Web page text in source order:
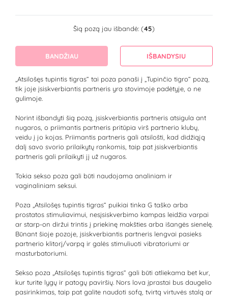
Šią pozą jau išbandė: (45)
BANDŽIAU IŠBANDYSIU
„Atsilošęs tupintis tigras“ tai poza panaši į „Tupinčio tigro“ pozą,
tik joje įsiskverbiantis partneris yra stovimoje padėtyje, o ne
gulimoje.
Norint išbandyti šią pozą, įsiskverbiantis partneris atsigula ant
nugaros, o priimantis partneris pritūpia virš partnerio klubų,
veidu į jo kojas. Priimantis partneris gali atsilošti, kad didžiąją
dalį savo svorio prilaikytų rankomis, taip pat įsiskverbiantis
partneris gali prilaikyti jį už nugaros.
Tokia sekso poza gali būti naudojama analiniam ir
vaginaliniam seksui.
Poza „Atsilošęs tupintis tigras“ puikiai tinka G taško arba
prostatos stimuliavimui, nesįsiskverbimo kampas leidžia varpai
ar starp-on diržui trintis į priekinę makšties arba išangės sienelę.
Būnant šioje pozoje, įsiskverbiantis partneris lengvai pasieks
partnerio klitorį/varpą ir galės stimuliuoti vibratoriumi ar
masturbatoriumi.
Sekso poza „Atsilošęs tupintis tigras“ gali būti atliekama bet kur,
kur turite lygų ir patogų paviršių. Nors lova įprastai bus daugelio
pasirinkimas, taip pat galite naudoti sofą, tvirtą virtuvės stalą ar